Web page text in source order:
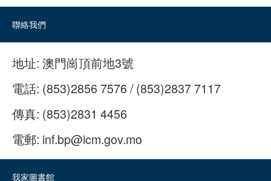
聯絡我們
地址: 澳門崗頂前地3號
電話: (853)2856 7576 / (853)2837 7117
傳真: (853)2831 4456
電郵: inf.bp@icm.gov.mo
我家圖書館